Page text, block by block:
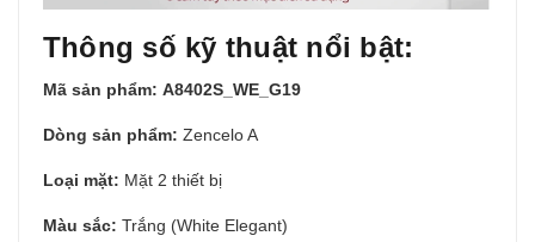
Thông số kỹ thuật nổi bật:
Mã sản phẩm: A8402S_WE_G19
Dòng sản phẩm: Zencelo A
Loại mặt: Mặt 2 thiết bị
Màu sắc: Trắng (White Elegant)